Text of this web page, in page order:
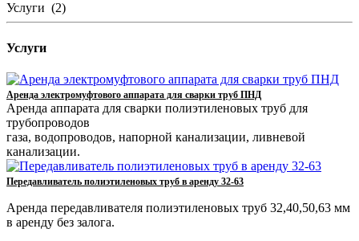
Услуги (2)
Услуги
Аренда электромуфтового аппарата для сварки труб ПНД
Аренда аппарата для сварки полиэтиленовых труб для
трубопроводов
газа, водопроводов, напорной канализации, ливневой
канализации.
Передавливатель полиэтиленовых труб в аренду 32-63
Аренда передавливателя полиэтиленовых труб 32,40,50,63 мм
в аренду без залога.